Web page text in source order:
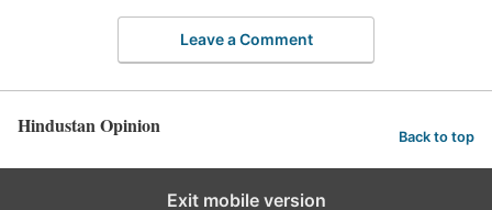
Leave a Comment
Hindustan Opinion Back to top
Exit mobile version